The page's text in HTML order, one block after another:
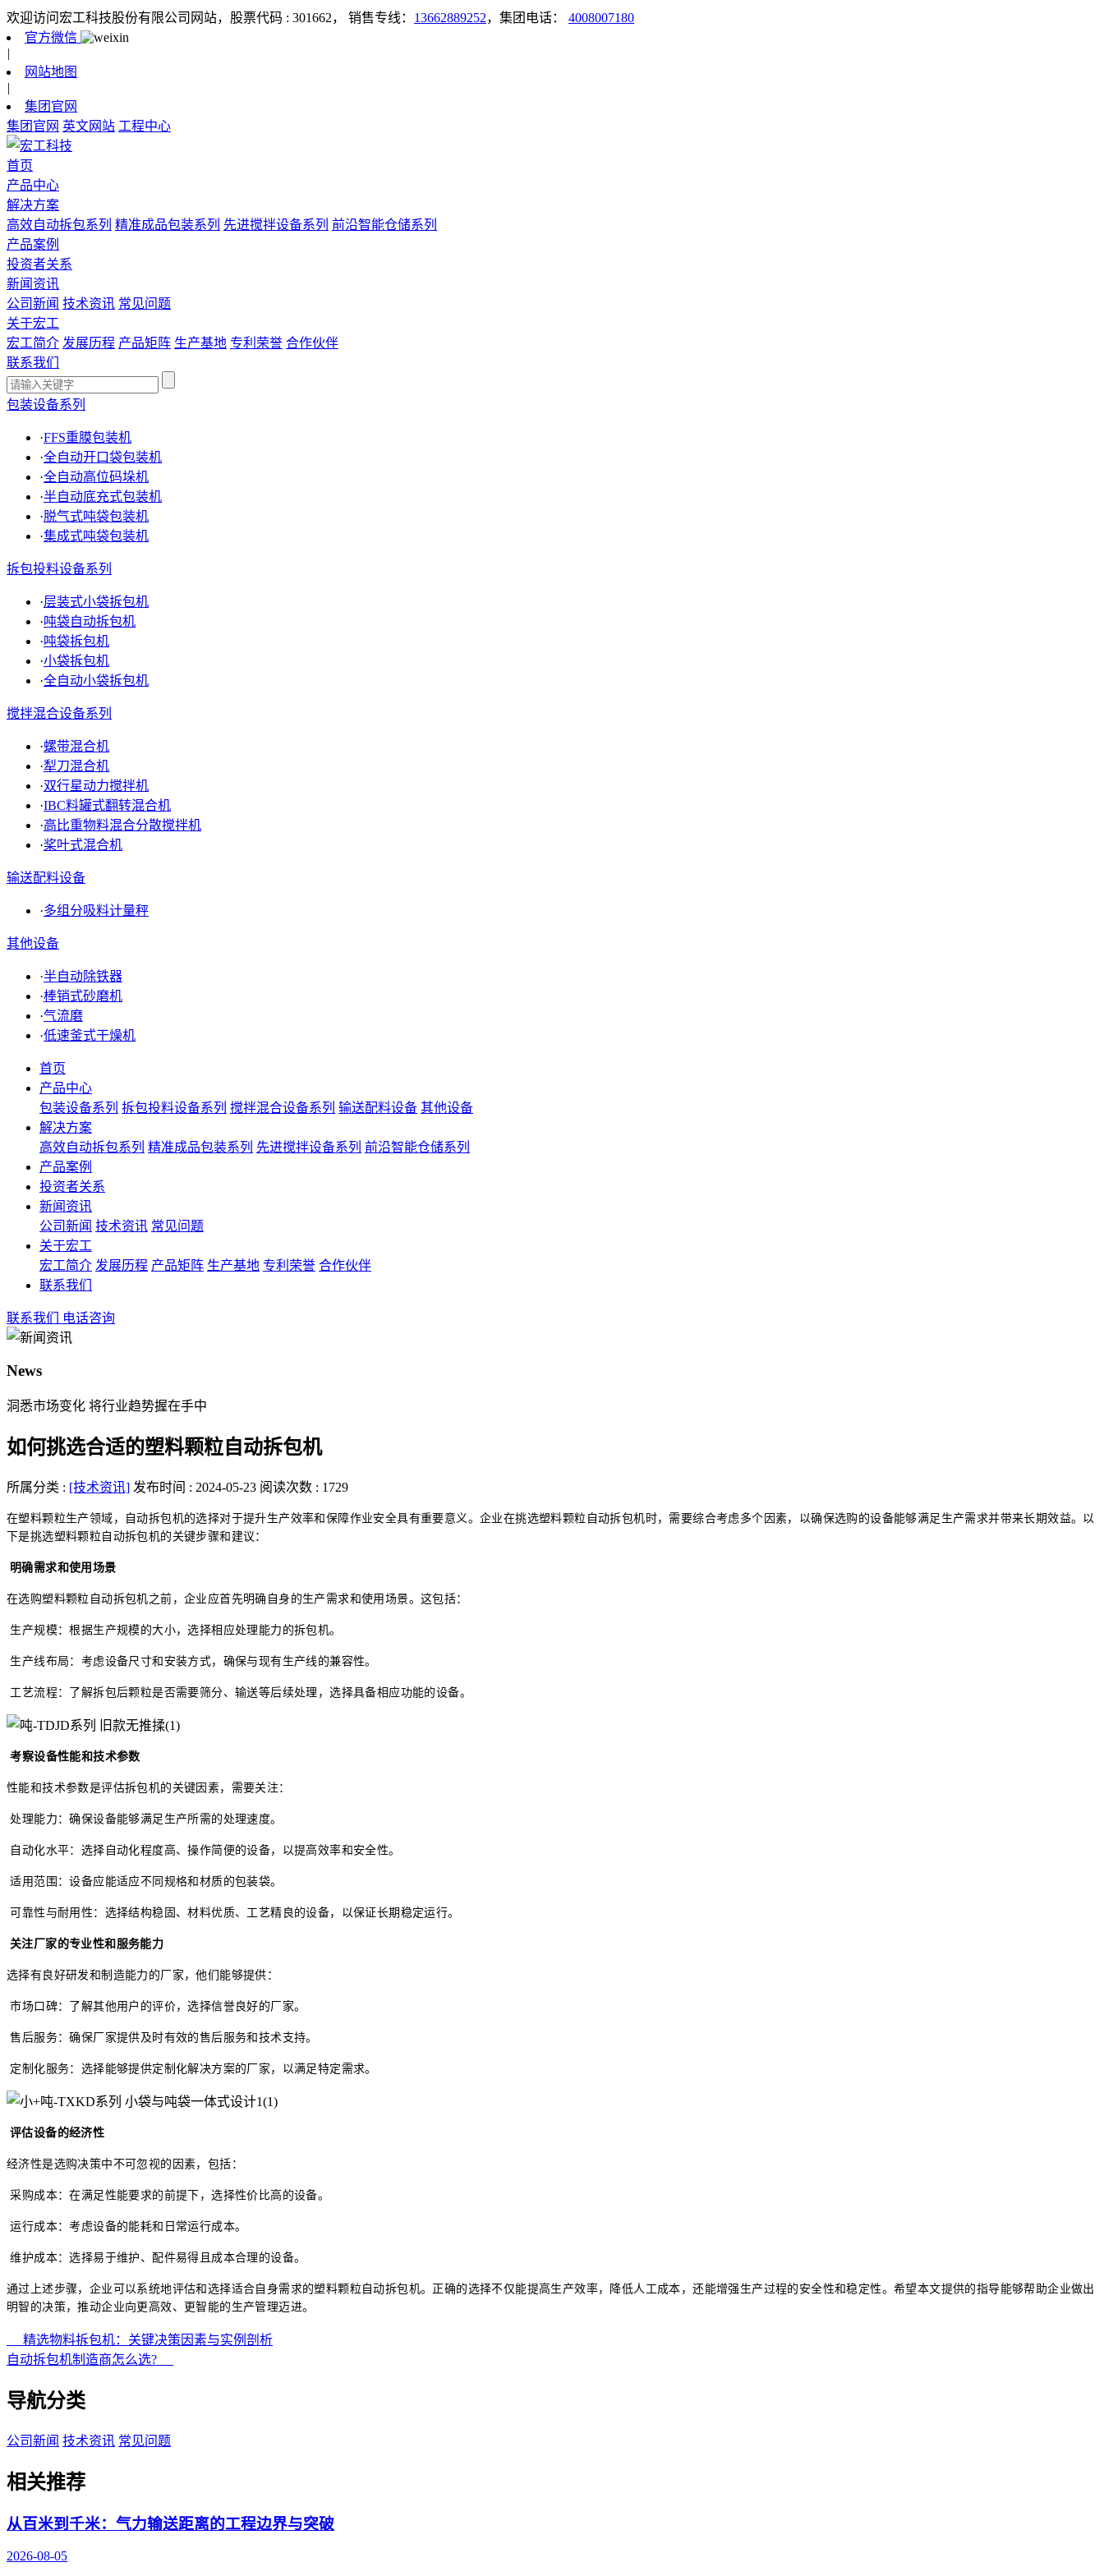
欢迎访问宏工科技股份有限公司网站，股票代码 : 301662， 销售专线： 13662889252，集团电话： 4008007180
官方微信
|
网站地图
|
集团官网
集团官网 英文网站 工程中心
首页
产品中心
解决方案
高效自动拆包系列 精准成品包装系列 先进搅拌设备系列 前沿智能仓储系列
产品案例
投资者关系
新闻资讯
公司新闻 技术资讯 常见问题
关于宏工
宏工简介 发展历程 产品矩阵 生产基地 专利荣誉 合作伙伴
联系我们
包装设备系列
·FFS重膜包装机
·全自动开口袋包装机
·全自动高位码垛机
·半自动底充式包装机
·脱气式吨袋包装机
·集成式吨袋包装机
拆包投料设备系列
·层装式小袋拆包机
·吨袋自动拆包机
·吨袋拆包机
·小袋拆包机
·全自动小袋拆包机
搅拌混合设备系列
·螺带混合机
·犁刀混合机
·双行星动力搅拌机
·IBC料罐式翻转混合机
·高比重物料混合分散搅拌机
·桨叶式混合机
输送配料设备
·多组分吸料计量秤
其他设备
·半自动除铁器
·棒销式砂磨机
·气流磨
·低速釜式干燥机
首页
产品中心
包装设备系列 拆包投料设备系列 搅拌混合设备系列 输送配料设备 其他设备
解决方案
高效自动拆包系列 精准成品包装系列 先进搅拌设备系列 前沿智能仓储系列
产品案例
投资者关系
新闻资讯
公司新闻 技术资讯 常见问题
关于宏工
宏工简介 发展历程 产品矩阵 生产基地 专利荣誉 合作伙伴
联系我们
联系我们 电话咨询
News
洞悉市场变化 将行业趋势握在手中
如何挑选合适的塑料颗粒自动拆包机
所属分类 : [技术资讯] 发布时间 : 2024-05-23 阅读次数 : 1729
在塑料颗粒生产领域，自动拆包机的选择对于提升生产效率和保障作业安全具有重要意义。企业在挑选塑料颗粒自动拆包机时，需要综合考虑多个因素，以确保选购的设备能够满足生产需求并带来长期效益。以
下是挑选塑料颗粒自动拆包机的关键步骤和建议：
明确需求和使用场景
在选购塑料颗粒自动拆包机之前，企业应首先明确自身的生产需求和使用场景。这包括：
生产规模：根据生产规模的大小，选择相应处理能力的拆包机。
生产线布局：考虑设备尺寸和安装方式，确保与现有生产线的兼容性。
工艺流程：了解拆包后颗粒是否需要筛分、输送等后续处理，选择具备相应功能的设备。
考察设备性能和技术参数
性能和技术参数是评估拆包机的关键因素，需要关注：
处理能力：确保设备能够满足生产所需的处理速度。
自动化水平：选择自动化程度高、操作简便的设备，以提高效率和安全性。
适用范围：设备应能适应不同规格和材质的包装袋。
可靠性与耐用性：选择结构稳固、材料优质、工艺精良的设备，以保证长期稳定运行。
关注厂家的专业性和服务能力
选择有良好研发和制造能力的厂家，他们能够提供：
市场口碑：了解其他用户的评价，选择信誉良好的厂家。
售后服务：确保厂家提供及时有效的售后服务和技术支持。
定制化服务：选择能够提供定制化解决方案的厂家，以满足特定需求。
评估设备的经济性
经济性是选购决策中不可忽视的因素，包括：
采购成本：在满足性能要求的前提下，选择性价比高的设备。
运行成本：考虑设备的能耗和日常运行成本。
维护成本：选择易于维护、配件易得且成本合理的设备。
通过上述步骤，企业可以系统地评估和选择适合自身需求的塑料颗粒自动拆包机。正确的选择不仅能提高生产效率，降低人工成本，还能增强生产过程的安全性和稳定性。希望本文提供的指导能够帮助企业做出
明智的决策，推动企业向更高效、更智能的生产管理迈进。
精选物料拆包机：关键决策因素与实例剖析
自动拆包机制造商怎么选?
导航分类
公司新闻 技术资讯 常见问题
相关推荐
从百米到千米：气力输送距离的工程边界与突破
2026-08-05